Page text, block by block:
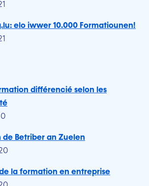
elo iwwer 10.000 Formatiounen!
différencié selon les
de Betriber an Zuelen
la formation en entreprise